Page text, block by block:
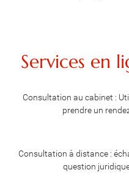
Services en
Consultation au cabinet :
prendre un
Consultation à distance :
question